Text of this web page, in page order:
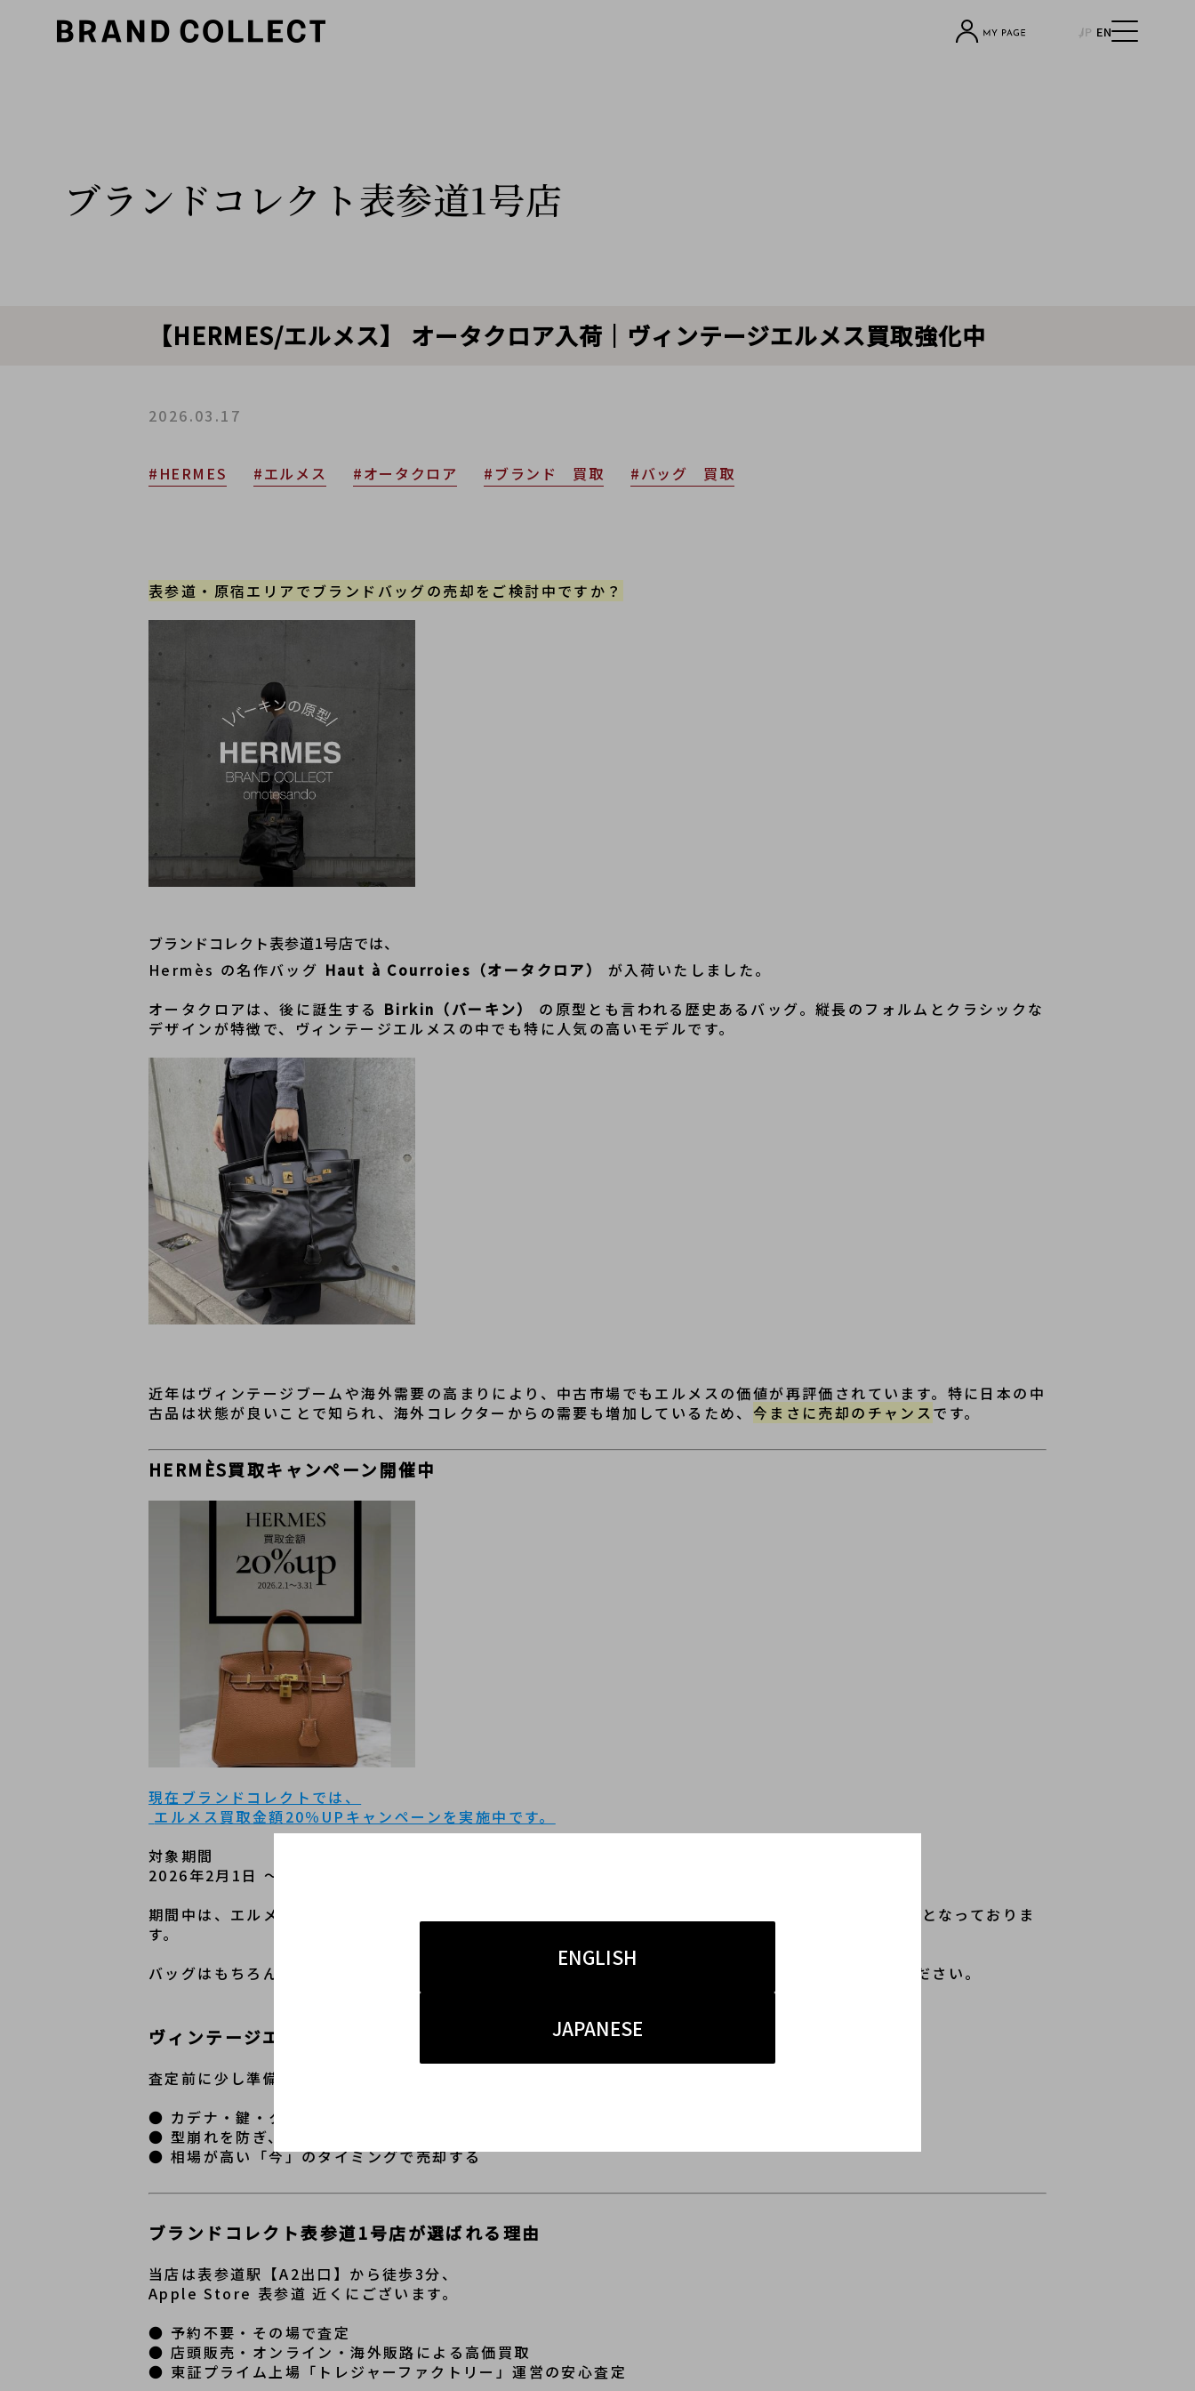
JP EN
ENGLISH
JAPANESE
ブランドコレクト表参道1号店
【HERMES/エルメス】 オータクロア入荷｜ヴィンテージエルメス買取強化中
2026.03.17
#HERMES #エルメス #オータクロア #ブランド 買取 #バッグ 買取
表参道・原宿エリアでブランドバッグの売却をご検討中ですか？
ブランドコレクト表参道1号店では、
Hermès の名作バッグ Haut à Courroies（オータクロア）
が入荷いたしました。
オータクロアは、後に誕生する Birkin（バーキン）
の原型とも言われる歴史あるバッグ。縦長のフォルムとクラシックな
デザインが特徴で、ヴィンテージエルメスの中でも特に人気の高いモデルです。
近年はヴィンテージブームや海外需要の高まりにより、中古市場でもエルメスの価値が再評価されています。特に日本の中
古品は状態が良いことで知られ、海外コレクターからの需要も増加しているため、 今まさに売却のチャンスです。
HERMÈS買取キャンペーン開催中
現在ブランドコレクトでは、
エルメス買取金額20％UPキャンペーンを実施中です。
対象期間
2026年2月1日 ～ 2026年3月31日
期間中は、エルメスのお品物が1点でも買取成立すると査定金額が20％UPとなる大変お得なキャンペーンとなっておりま
す。
バッグはもちろん、アパレル・アクセサリー・小物なども対象となりますので、この機会にぜひご相談ください。
ヴィンテージエルメスを高く売るポイント
査定前に少し準備をするだけで、評価が変わることがあります。
● カデナ・鍵・クロシェットなどの付属品を揃える
● 型崩れを防ぎ、できるだけ綺麗な状態で持ち込む
● 相場が高い「今」のタイミングで売却する
ブランドコレクト表参道1号店が選ばれる理由
当店は表参道駅【A2出口】から徒歩3分、
Apple Store 表参道 近くにございます。
● 予約不要・その場で査定
● 店頭販売・オンライン・海外販路による高価買取
● 東証プライム上場「トレジャーファクトリー」運営の安心査定